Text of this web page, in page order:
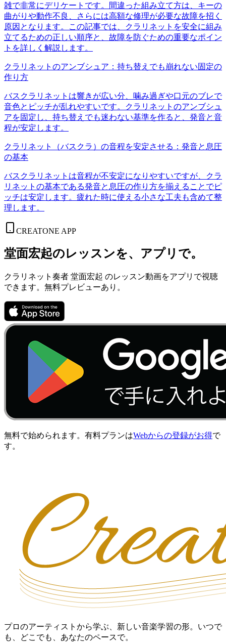
雑で非常にデリケートです。間違った組み立て方は、キーの
曲がりや動作不良、さらには高額な修理が必要な故障を招く
原因となります。この記事では、クラリネットを安全に組み
立てるための正しい順序と、故障を防ぐための重要なポイン
トを詳しく解説します。
クラリネットのアンブシュア：持ち替えでも崩れない固定の
作り方
バスクラリネットは響きが広い分、噛み過ぎや口元のブレで
音色とピッチが乱れやすいです。クラリネットのアンブシュ
アを固定し、持ち替えでも迷わない基準を作ると、発音と音
程が安定します。
クラリネット（バスクラ）の音程を安定させる：発音と息圧
の基本
バスクラリネットは音程が不安定になりやすいですが、クラ
リネットの基本である発音と息圧の作り方を揃えることでピ
ッチは安定します。疲れた時に使える小さな工夫も含めて整
理します。
CREATONE APP
堂面宏起のレッスンを、アプリで。
クラリネット奏者 堂面宏起 のレッスン動画をアプリで視聴
できます。無料プレビューあり。
無料で始められます。有料プランはWebからの登録がお得で
す。
プロのアーティストから学ぶ、新しい音楽学習の形。いつで
も、どこでも、あなたのペースで。